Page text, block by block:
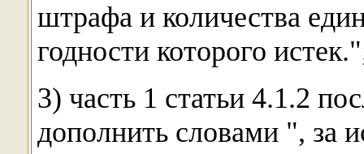
штрафа и количества
годности которого
3) часть 1 статьи 4.1.2
дополнить словами ", за